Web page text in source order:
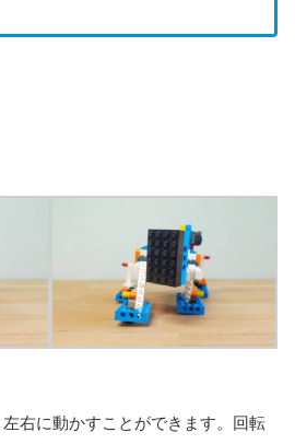
右に動かすことができます。回転